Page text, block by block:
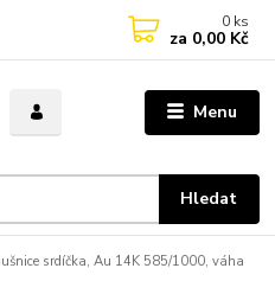
Menu
Hledat
0 ks
za 0,00 Kč
srdíčka, Au 14K 585/1000, váha